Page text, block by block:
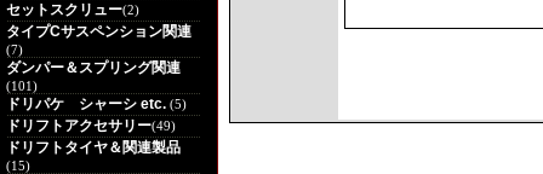
セットスクリュー(2)
タイプCサスペンション関連
(7)
ダンパー＆スプリング関連
(101)
ドリパケ シャーシ etc. (5)
ドリフトアクセサリー(49)
ドリフトタイヤ＆関連製品
(15)